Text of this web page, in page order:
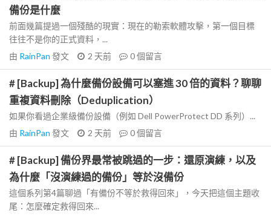
備份是什麼
前面幾篇提過一個殘酷的現實：現在的勒索軟體攻擊，第一個目標
往往不是你的正式資料，...
由 RainPan 發文 2 天前 0個留言
# [Backup] 為什麼備份設備可以塞進 30 倍的資料？聊聊
重複資料刪除（Deduplication）
如果你看過企業級備份設備（例如 Dell PowerProtect DD 系列）...
由 RainPan 發文 2 天前 0個留言
# [Backup] 備份界最常被跳過的一步：還原演練，以及
為什麼「沒演練過的備份」等於沒備份
這個系列第4篇聊過「有備份不等於救得回來」，今天把這個主題收
尾：怎麼確定救得回來...